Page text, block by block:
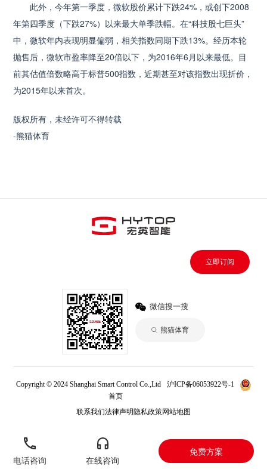
此外，今年第一季度，微软股价累计下跌24%，或创下2008
年第四季度（下跌27%）以来最大单季跌幅。在“科技股七巨头”
中，微软年内表现明显偏弱，相关指数同期下跌13%。经历本轮
抛售后，微软市盈率降至20倍以下，为2016年6月以来最低。目
前其估值倍数略高于标普500指数，近期甚至对该指数出现折价，
为2015年以来首次。
版权所有，未经许可不得转载
-熊猫体育
立即订阅
微信搜一搜
熊猫体育
Copyright © 2024 Shanghai Smart Control Co.,Ltd
沪ICP备06053922号-1
首页
联系我们法律声明 隐私政策网站地图
电话咨询 在线咨询
免费方案